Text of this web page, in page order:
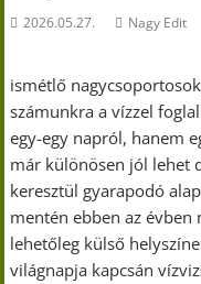
2026.05.27. Nagy Edit
ismétlő
számunkra a vízzel
egy-egy napról, hanem
már különösen jól lehet
keresztül gyarapodó
mentén ebben az
lehetőleg külső
világnapja kapcsán